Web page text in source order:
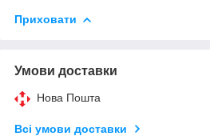
Приховати
Умови доставки
Нова Пошта
Всі умови доставки